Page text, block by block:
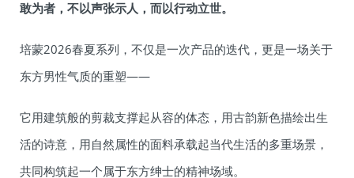
敢为者，不以声张示人，而以行动立世。
培蒙2026春夏系列，不仅是一次产品的迭代，更是一场关于
东方男性气质的重塑——
它用建筑般的剪裁支撑起从容的体态，用古韵新色描绘出生
活的诗意，用自然属性的面料承载起当代生活的多重场景，
共同构筑起一个属于东方绅士的精神场域。